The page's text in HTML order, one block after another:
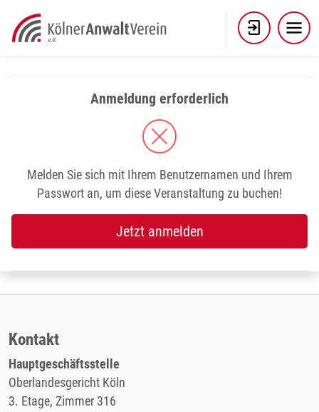
content
Anmeldung erforderlich
Melden Sie sich mit Ihrem Benutzernamen und Ihrem
Passwort an, um diese Veranstaltung zu buchen!
Jetzt anmelden
Kontakt
Hauptgeschäftsstelle
Oberlandesgericht Köln
3. Etage, Zimmer 316